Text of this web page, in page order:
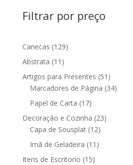
Filtrar por preço
Canecas 129129
Abstrata 11 11
produtos
Artigos para Presentes 51 51
produtos
Marcadores de Página 3434
Papel de Carta 1717
produtos
Decoração e Cozinha 2323
Capa de Sousplat 1212
produtos
Imã de Geladeira 11 11
Itens de Escritorio 1515